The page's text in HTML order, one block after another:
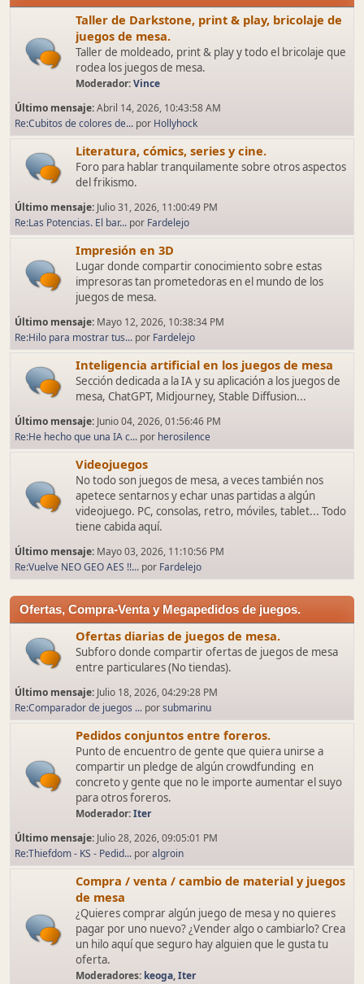
Taller de Darkstone, print & play, bricolaje de
juegos de mesa.
Taller de moldeado, print & play y todo el bricolaje que
rodea los juegos de mesa.
Moderador:Vince
Último mensaje:Abril 14, 2026, 10:43:58 AM
Re:Cubitos de colores de... por Hollyhock
Literatura, cómics, series y cine.
Foro para hablar tranquilamente sobre otros aspectos
del frikismo.
Último mensaje: Julio 31, 2026, 11:00:49 PM
Re:Las Potencias. El bar... por Fardelejo
Impresión en 3D
Lugar donde compartir conocimiento sobre estas
impresoras tan prometedoras en el mundo de los
juegos de mesa.
Último mensaje: Mayo 12, 2026, 10:38:34 PM
Re:Hilo para mostrar tus... por Fardelejo
Inteligencia artificial en los juegos de mesa
Sección dedicada a la IA y su aplicación a los juegos de
mesa, ChatGPT, Midjourney, Stable Diffusion...
Último mensaje: Junio 04, 2026, 01:56:46 PM
Re:He hecho que una IA c... por herosilence
Videojuegos
No todo son juegos de mesa, a veces también nos
apetece sentarnos y echar unas partidas a algún
videojuego. PC, consolas, retro, móviles, tablet... Todo
tiene cabida aquí.
Último mensaje: Mayo 03, 2026, 11:10:56 PM
Re:Vuelve NEO GEO AES !!... por Fardelejo
Ofertas, Compra-Venta y Megapedidos de juegos.
Ofertas diarias de juegos de mesa.
Subforo donde compartir ofertas de juegos de mesa
entre particulares (No tiendas).
Último mensaje: Julio 18, 2026, 04:29:28 PM
Re:Comparador de juegos ... porsubmarinu
Pedidos conjuntos entre foreros.
Punto de encuentro de gente que quiera unirse a
compartir un pledge de algún crowdfunding en
concreto y gente que no le importe aumentar el suyo
para otros foreros.
Moderador:Iter
Último mensaje: Julio 28, 2026, 09:05:01 PM
Re:Thiefdom - KS - Pedid... poralgroin
Compra / venta / cambio de material y juegos
de mesa
¿Quieres comprar algún juego de mesa y no quieres
pagar por uno nuevo? ¿Vender algo o cambiarlo? Crea
un hilo aquí que seguro hay alguien que le gusta tu
oferta.
Moderadores: keoga,Iter